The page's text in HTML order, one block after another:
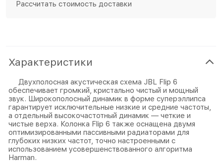
Рассчитать стоимость доставки
Характеристики
Двухполосная акустическая схема JBL Flip 6
обеспечивает громкий, кристально чистый и мощный
звук. Широкополосный динамик в форме суперэллипса
гарантирует исключительные низкие и средние частоты,
а отдельный высокочастотный динамик — четкие и
чистые верха. Колонка Flip 6 также оснащена двумя
оптимизированными пассивными радиаторами для
глубоких низких частот, точно настроенными с
использованием усовершенствованного алгоритма
Harman.